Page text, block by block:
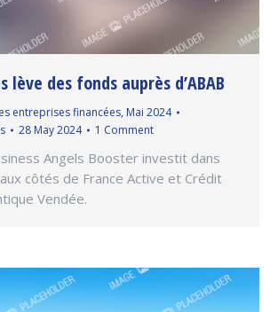
lève des fonds auprès d’ABAB
entreprises financées, Mai 2024
28 May 2024 1 Comment
Angels Booster investit dans
côtés de France Active et Crédit
Vendée.